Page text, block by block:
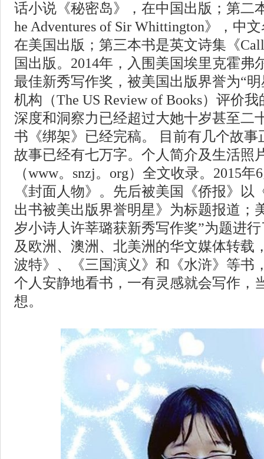
话小说《秘密岛》，在中国出版；第二
he Adventures of Sir Whittington》，中
在美国出版；第三本书是英文诗集《
国出版。2014年，入围美国埃里克霍弗
最佳新秀写作奖，被美国出版界誉为“
机构（The US Review of Books）评价
深度和洞察力已经超过大她十岁甚至二
书《绑架》已经完稿。 目前有几个故
故事已经有七万字。个人简介及生活照
（www。snzj。org）全文收录。2015
《封面人物》。先后被美国《侨报》以
出书被美出版界誉明星》为标题报道；
岁小诗人许莘璐获新秀写作奖”为题进
及欧洲、澳洲、北美洲的华文媒体转载
波特》、《三国演义》和《水浒》等书
个人安静地看书，一有灵感就会写作，
想。